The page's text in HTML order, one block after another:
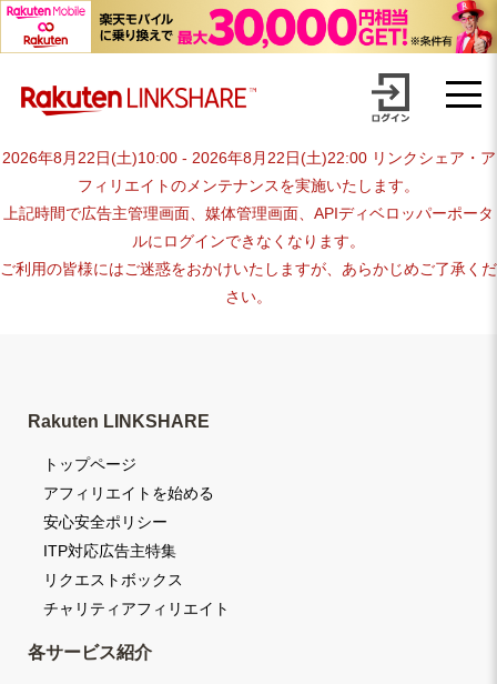
advertiser-html
2026年8月22日(土)10:00 - 2026年8月22日(土)22:00 リンクシェア・ア
フィリエイトのメンテナンスを実施いたします。
上記時間で広告主管理画面、媒体管理画面、APIディベロッパーポータ
ルにログインできなくなります。
ご利用の皆様にはご迷惑をおかけいたしますが、あらかじめご了承くだ
さい。
Rakuten LINKSHARE
トップページ
アフィリエイトを始める
安心安全ポリシー
ITP対応広告主特集
リクエストボックス
チャリティアフィリエイト
各サービス紹介